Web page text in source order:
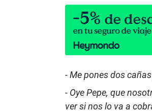
-Me pones dos
- Oye Pepe, que
ver si nos lo va a